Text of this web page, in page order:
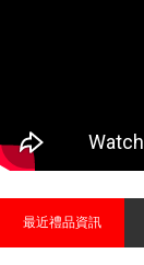
最近禮品資訊